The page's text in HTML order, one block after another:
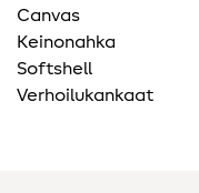
Canvas
Keinonahka
Softshell
Verhoilukankaat